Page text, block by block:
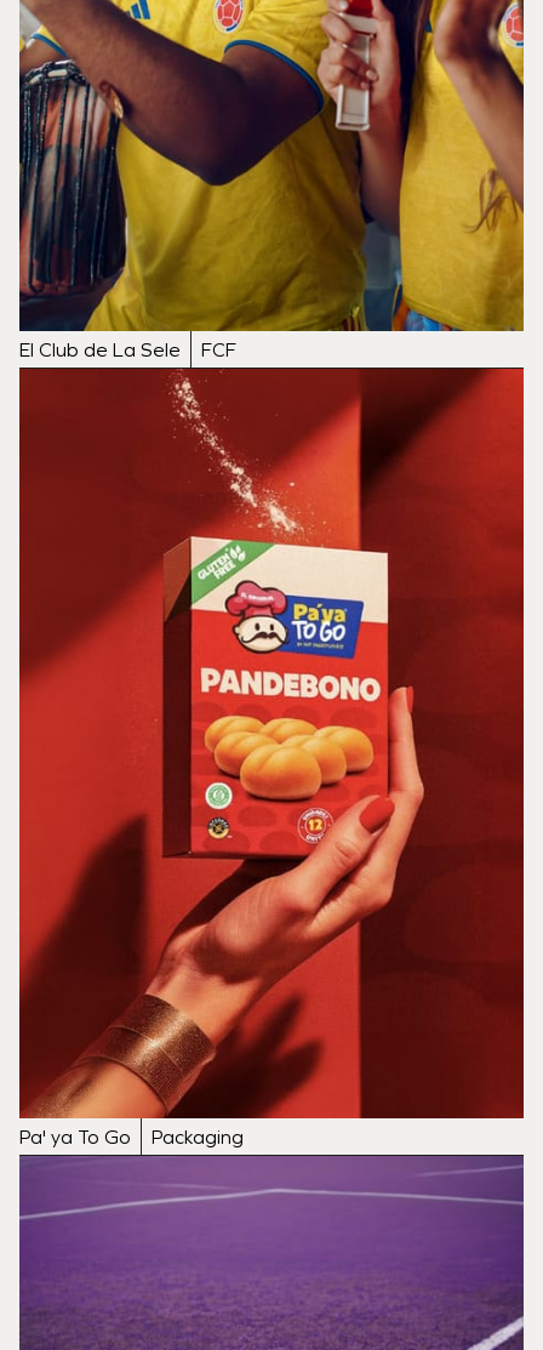
El Club de La Sele FCF
Pa' ya To Go Packaging